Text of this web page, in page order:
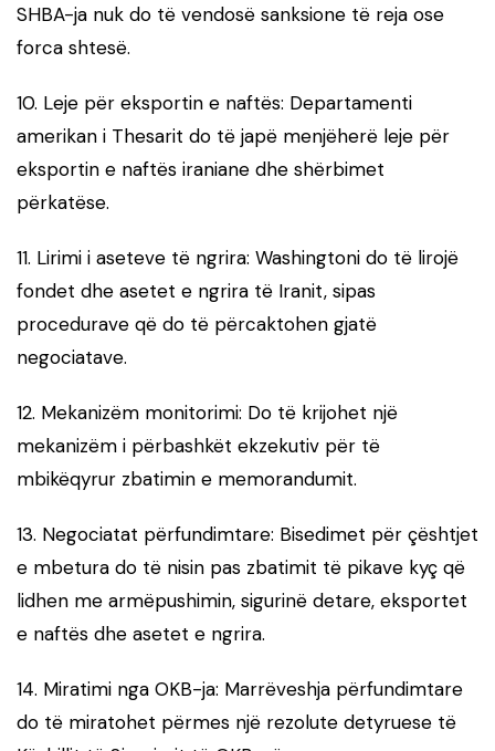
SHBA-ja nuk do të vendosë sanksione të reja ose
forca shtesë.
10. Leje për eksportin e naftës: Departamenti
amerikan i Thesarit do të japë menjëherë leje për
eksportin e naftës iraniane dhe shërbimet
përkatëse.
11. Lirimi i aseteve të ngrira: Washingtoni do të lirojë
fondet dhe asetet e ngrira të Iranit, sipas
procedurave që do të përcaktohen gjatë
negociatave.
12. Mekanizëm monitorimi: Do të krijohet një
mekanizëm i përbashkët ekzekutiv për të
mbikëqyrur zbatimin e memorandumit.
13. Negociatat përfundimtare: Bisedimet për çështjet
e mbetura do të nisin pas zbatimit të pikave kyç që
lidhen me armëpushimin, sigurinë detare, eksportet
e naftës dhe asetet e ngrira.
14. Miratimi nga OKB-ja: Marrëveshja përfundimtare
do të miratohet përmes një rezolute detyruese të